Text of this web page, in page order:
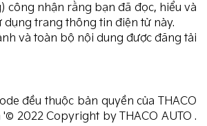
công nhận rằng bạn đã đọc, hiểu và
trang thông tin điện tử này.
và toàn bộ nội dung được đăng tải
đều thuộc bản quyền của THACO
2022 Copyright by THACO AUTO .